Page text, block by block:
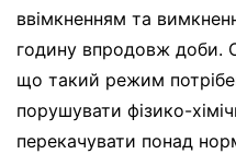
ввімкненням та
годину впродовж доби.
що такий режим
порушувати фізико-
перекачувати понад